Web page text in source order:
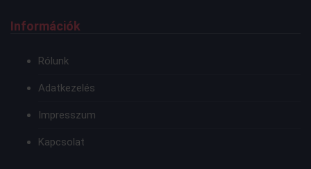
Információk
Rólunk
Adatkezelés
Impresszum
Kapcsolat